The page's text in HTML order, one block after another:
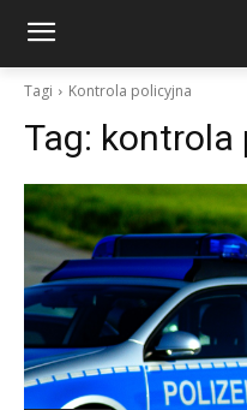
Tagi Kontrola policyjna
Tag: kontrola